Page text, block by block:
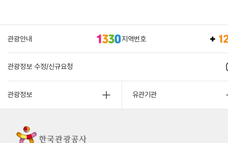
관광안내 지역번호
관광정보 수정/신규요청
관광정보 유관기관